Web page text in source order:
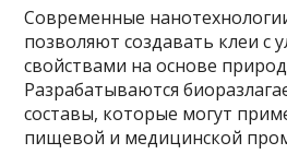
Современные
позволяют создавать клеи с
свойствами на основе
Разрабатываются
составы, которые могут
пищевой и медицинской